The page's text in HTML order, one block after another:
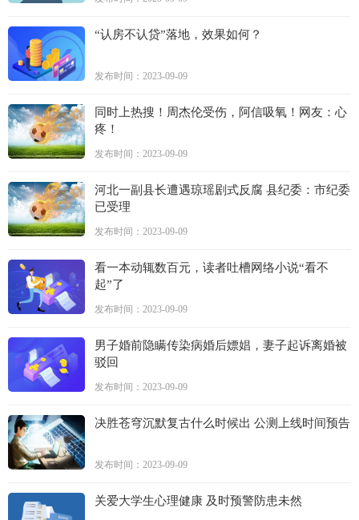
“认房不认贷”落地，效果如何？
发布时间：2023-09-09
同时上热搜！周杰伦受伤，阿信吸氧！网友：心
疼！
发布时间：2023-09-09
河北一副县长遭遇琼瑶剧式反腐 县纪委：市纪委
已受理
发布时间：2023-09-09
看一本动辄数百元，读者吐槽网络小说“看不
起”了
发布时间：2023-09-09
男子婚前隐瞒传染病婚后嫖娼，妻子起诉离婚被
驳回
发布时间：2023-09-09
决胜苍穹沉默复古什么时候出 公测上线时间预告
发布时间：2023-09-09
关爱大学生心理健康 及时预警防患未然